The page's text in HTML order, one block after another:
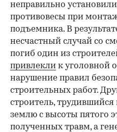
00:00
неправильно
противовесы при
подъемника. В
несчастный случай со
погиб один из
привлекли к уголовной
нарушение правил
строительных работ.
строитель,
землю с высоты пятого
полученных травм, а